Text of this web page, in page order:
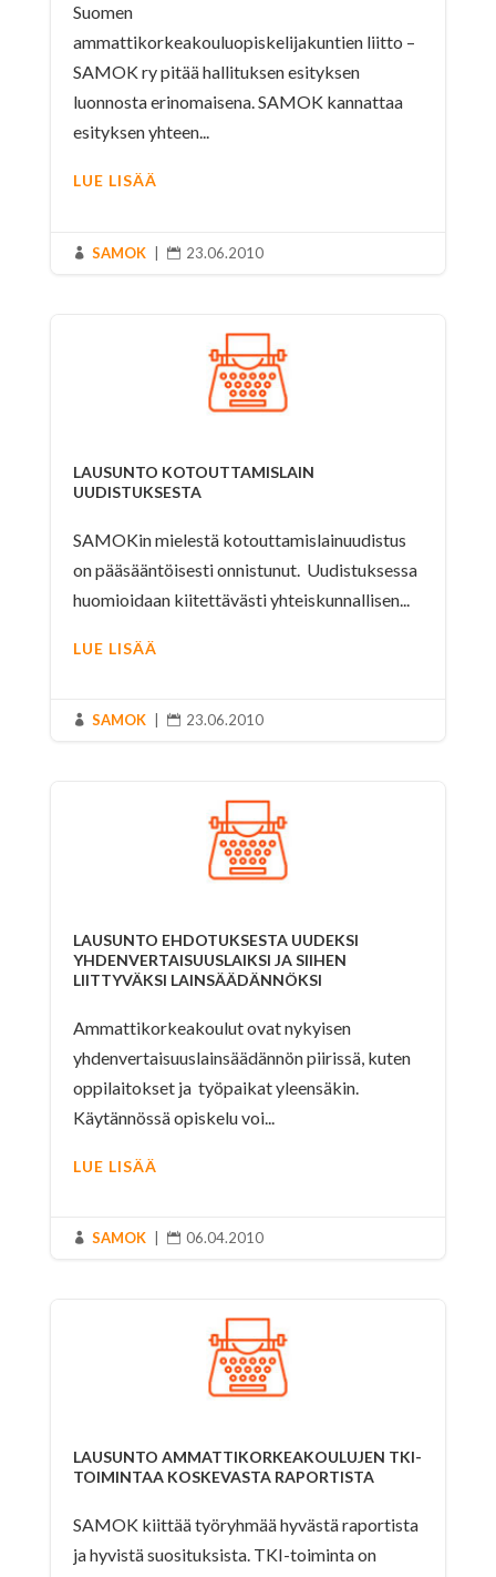
Suomen
ammattikorkeakouluopiskelijakuntien liitto –
SAMOK ry pitää hallituksen esityksen
luonnosta erinomaisena. SAMOK kannattaa
esityksen yhteen...
LUE LISÄÄ
 SAMOK  23.06.2010
LAUSUNTO KOTOUTTAMISLAIN
UUDISTUKSESTA
SAMOKin mielestä kotouttamislainuudistus
on pääsääntöisesti onnistunut. Uudistuksessa
huomioidaan kiitettävästi yhteiskunnallisen...
LUE LISÄÄ
 SAMOK  23.06.2010
LAUSUNTO EHDOTUKSESTA UUDEKSI
YHDENVERTAISUUSLAIKSI JA SIIHEN
LIITTYVÄKSI LAINSÄÄDÄNNÖKSI
Ammattikorkeakoulut ovat nykyisen
yhdenvertaisuuslainsäädännön piirissä, kuten
oppilaitokset ja työpaikat yleensäkin.
Käytännössä opiskelu voi...
LUE LISÄÄ
 SAMOK  06.04.2010
LAUSUNTO AMMATTIKORKEAKOULUJEN TKI-
TOIMINTAA KOSKEVASTA RAPORTISTA
SAMOK kiittää työryhmää hyvästä raportista
ja hyvistä suosituksista. TKI-toiminta on